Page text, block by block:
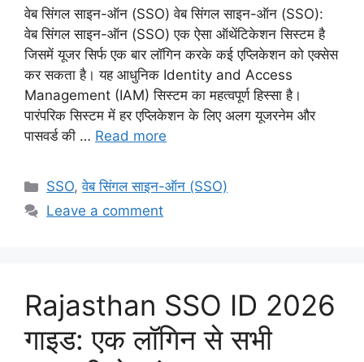
वेब सिंगल साइन-ऑन (SSO) वेब सिंगल साइन-ऑन (SSO):
वेब सिंगल साइन-ऑन (SSO) एक ऐसा ऑथेंटिकेशन सिस्टम है
जिसमें यूजर सिर्फ एक बार लॉगिन करके कई एप्लिकेशन को एक्सेस
कर सकता है। यह आधुनिक Identity and Access
Management (IAM) सिस्टम का महत्वपूर्ण हिस्सा है।
पारंपरिक सिस्टम में हर एप्लिकेशन के लिए अलग यूजरनेम और
पासवर्ड की … Read more
Categories
SSO,वेब सिंगल साइन-ऑन (SSO)
Leave a comment
Rajasthan SSO ID 2026
गाइड: एक लॉगिन से सभी